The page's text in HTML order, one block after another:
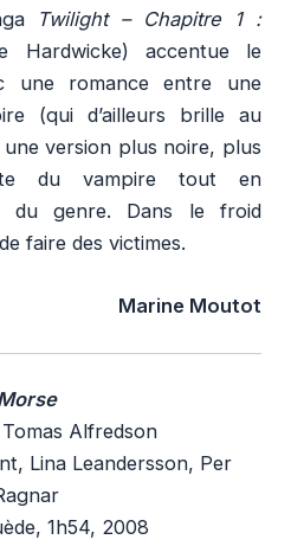
Twilight – Chapitre 1 :
Hardwicke) accentue le
une romance entre une
(qui d’ailleurs brille au
version plus noire, plus
du vampire tout en
du genre. Dans le froid
faire des victimes.
Marine Moutot
Alfredson
Lina Leandersson, Per
1h54, 2008